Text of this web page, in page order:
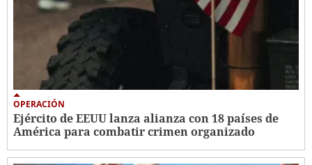
OPERACIÓN
Ejército de EEUU lanza alianza con 18 países de
América para combatir crimen organizado